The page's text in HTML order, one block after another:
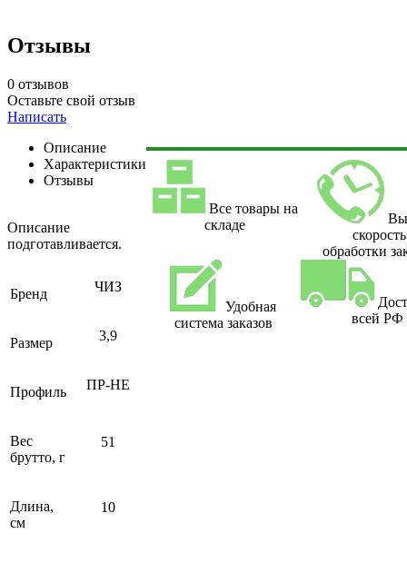
Отзывы
0 отзывов
Оставьте свой отзыв
Написать
Описание
Характеристики
Отзывы
Описание
подготавливается.
Бренд ЧИЗ
Размер 3,9
Профиль ПР-НЕ
Вес
брутто, г
51
Длина,
см
10
Все товары на
складе
скорость
обработки
Удобная
система заказов
всей РФ